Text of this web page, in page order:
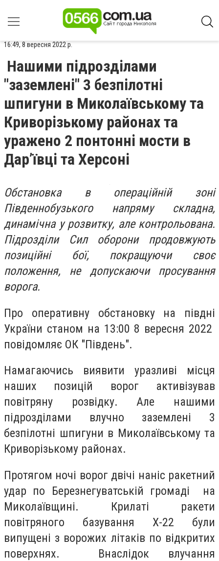
16:49, 8 вересня 2022 р.
Нашими підрозділами
"заземлені" 3 безпілотні
шпигуни в Миколаївському та
Криворізькому районах та
уражено 2 понтонні мости в
Дар’ївці та Херсоні
Обстановка в операційній зоні
Південнобузького напряму складна,
динамічна у розвитку, але контрольована.
Підрозділи Сил оборони продовжують
позиційні бої, покращуючи своє
положення, не допускаючи просування
ворога.
Про оперативну обстановку на півдні
України станом на 13:00 8 вересня 2022
повідомляє ОК "Південь".
Намагаючись виявити уразливі місця
наших позицій ворог активізував
повітряну розвідку. Але нашими
підрозділами влучно заземлені 3
безпілотні шпигуни в Миколаївському та
Криворізькому районах.
Протягом ночі ворог двічі наніс ракетний
удар по Березнегуватській громаді на
Миколаївщині. Крилаті ракети
повітряного базування Х-22 були
випущені з ворожих літаків по відкритих
поверхнях. Внаслідок влучання